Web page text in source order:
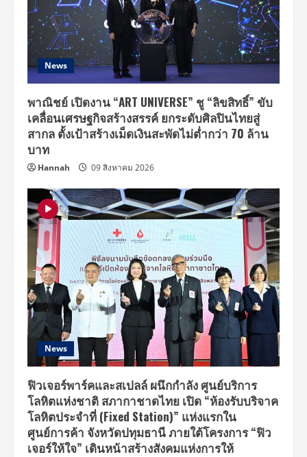
News
พาณิชย์ เปิดงาน “ART UNIVERSE” ชู “ลิขสิทธิ์” ขับ
เคลื่อนเศรษฐกิจสร้างสรรค์ ยกระดับศิลปินไทยสู่
สากล ตั้งเป้าสร้างเม็ดเงินสะพัดไม่ต่ำกว่า 70 ล้าน
บาท
Hannah 09 สิงหาคม 2026
News
ฟิวเจอร์พาร์คและสเปลล์ ผนึกกำลัง ศูนย์บริการ
โลหิตแห่งชาติ สภากาชาดไทย เปิด “ห้องรับบริจาค
โลหิตประจำที่ (Fixed Station)” แห่งแรกใน
ศูนย์การค้า จังหวัดปทุมธานี ภายใต้โครงการ “ฟิว
เจอร์ให้ใจ” เดินหน้าสร้างสังคมแห่งการให้